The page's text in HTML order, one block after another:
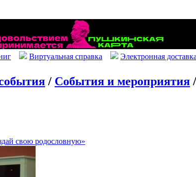
Виртуальная справка Электронная
/ События и мероприятия
свою родословную»